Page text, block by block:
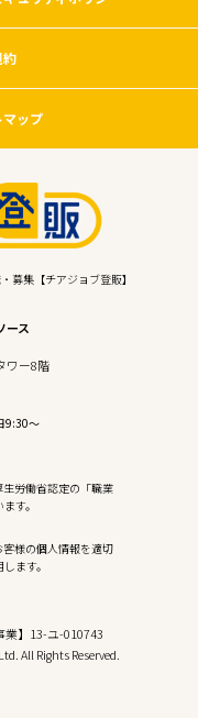
約
ップ
募集【チアジョブ登販】
ース
ワー8階
9:30〜
労働省認定の「職業
す。
様の個人情報を適切
ます。
】13-ユ-010743
All Rights Reserved.